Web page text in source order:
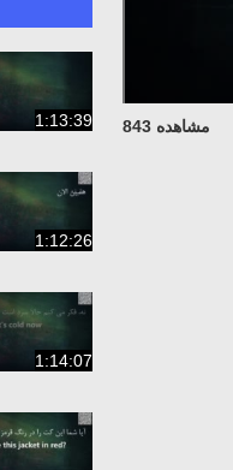
مشاهده 843 1:13:39
1:12:26
1:14:07